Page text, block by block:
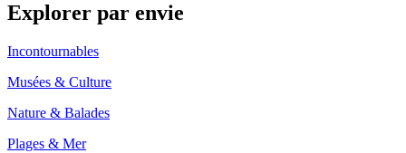
Explorer par envie
Incontournables
Musées & Culture
Nature & Balades
Plages & Mer